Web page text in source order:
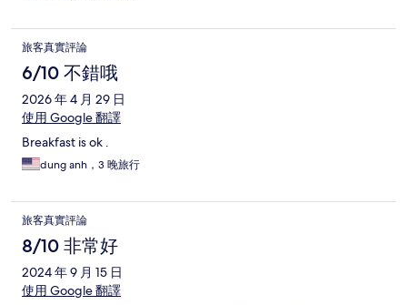
旅客真實評論
6/10 不錯哦
2026 年 4 月 29 日
使用 Google 翻譯
Breakfast is ok .
dung anh，3 晚旅行
旅客真實評論
8/10 非常好
2024 年 9 月 15 日
使用 Google 翻譯